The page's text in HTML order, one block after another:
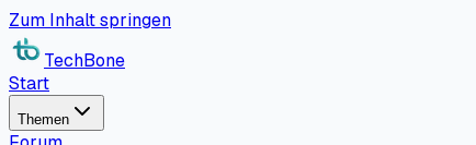
Zum Inhalt springen
TechBone
Start
Themen